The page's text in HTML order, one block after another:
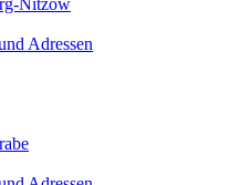
Nitzow
Adressen